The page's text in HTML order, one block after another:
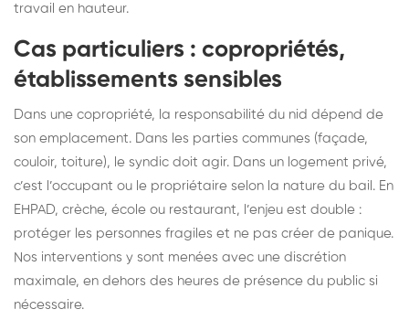
travail en hauteur.
Cas particuliers : copropriétés,
établissements sensibles
Dans une copropriété, la responsabilité du nid dépend de
son emplacement. Dans les parties communes (façade,
couloir, toiture), le syndic doit agir. Dans un logement privé,
c’est l’occupant ou le propriétaire selon la nature du bail. En
EHPAD, crèche, école ou restaurant, l’enjeu est double :
protéger les personnes fragiles et ne pas créer de panique.
Nos interventions y sont menées avec une discrétion
maximale, en dehors des heures de présence du public si
nécessaire.